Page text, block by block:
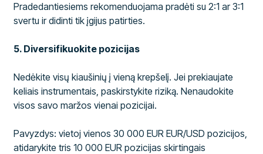
Pradedantiesiems rekomenduojama pradėti su 2:1 ar 3:1
svertu ir didinti tik įgijus patirties.
5. Diversifikuokite pozicijas
Nedėkite visų kiaušinių į vieną krepšelį. Jei prekiaujate
keliais instrumentais, paskirstykite riziką. Nenaudokite
visos savo maržos vienai pozicijai.
Pavyzdys: vietoj vienos 30 000 EUR EUR/USD pozicijos,
atidarykite tris 10 000 EUR pozicijas skirtingais